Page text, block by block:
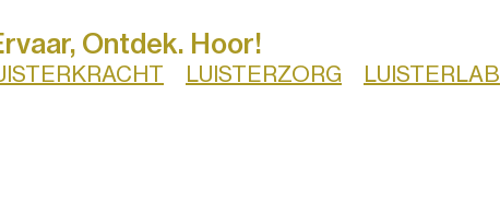
Ontdek. Hoor!
LUISTERZORG LUISTERLAB